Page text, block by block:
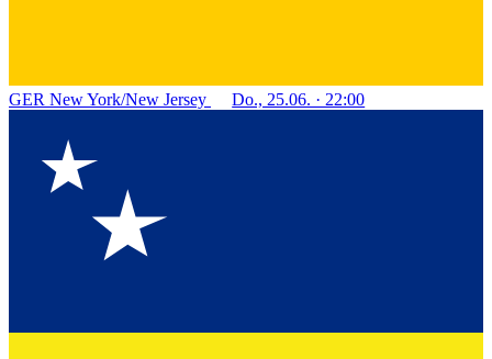
GER New York/New Jersey Do., 25.06. · 22:00